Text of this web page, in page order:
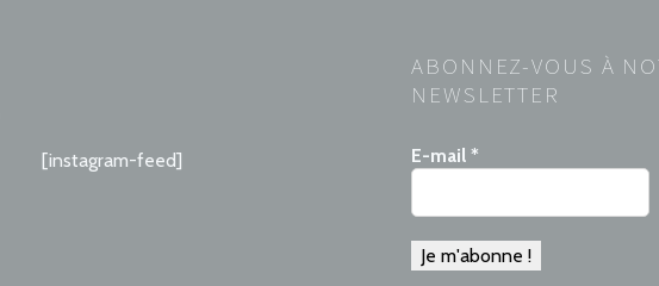
[instagram-feed]
ABONNEZ-VOUS À
NEWSLETTER
E-mail *